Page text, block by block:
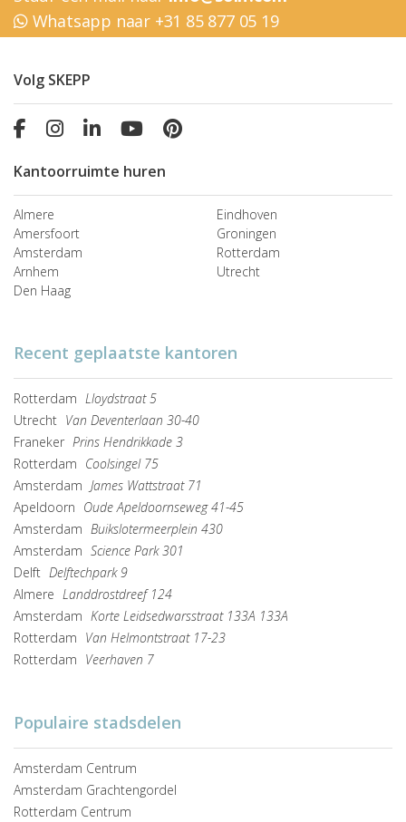
Whatsapp naar +31 85 877 05 19
Volg SKEPP
Kantoorruimte huren
Almere
Amersfoort
Amsterdam
Arnhem
Den Haag
Eindhoven
Groningen
Rotterdam
Utrecht
Recent geplaatste kantoren
Rotterdam Lloydstraat 5
Utrecht Van Deventerlaan 30-40
Franeker Prins Hendrikkade 3
Rotterdam Coolsingel 75
Amsterdam James Wattstraat 71
Apeldoorn Oude Apeldoornseweg 41-45
Amsterdam Buikslotermeerplein 430
Amsterdam Science Park 301
Delft Delftechpark 9
Almere Landdrostdreef 124
Amsterdam Korte Leidsedwarsstraat 133A 133A
Rotterdam Van Helmontstraat 17-23
Rotterdam Veerhaven 7
Populaire stadsdelen
Amsterdam Centrum
Amsterdam Grachtengordel
Rotterdam Centrum